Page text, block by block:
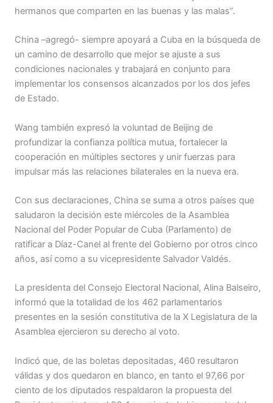
hermanos que comparten en las buenas y las malas”.
China –agregó- siempre apoyará a Cuba en la búsqueda de
un camino de desarrollo que mejor se ajuste a sus
condiciones nacionales y trabajará en conjunto para
implementar los consensos alcanzados por los dos jefes
de Estado.
Wang también expresó la voluntad de Beijing de
profundizar la confianza política mutua, fortalecer la
cooperación en múltiples sectores y unir fuerzas para
impulsar más las relaciones bilaterales en la nueva era.
Con sus declaraciones, China se suma a otros países que
saludaron la decisión este miércoles de la Asamblea
Nacional del Poder Popular de Cuba (Parlamento) de
ratificar a Díaz-Canel al frente del Gobierno por otros cinco
años, así como a su vicepresidente Salvador Valdés.
La presidenta del Consejo Electoral Nacional, Alina Balseiro,
informó que la totalidad de los 462 parlamentarios
presentes en la sesión constitutiva de la X Legislatura de la
Asamblea ejercieron su derecho al voto.
Indicó que, de las boletas depositadas, 460 resultaron
válidas y dos quedaron en blanco, en tanto el 97,66 por
ciento de los diputados respaldaron la propuesta del